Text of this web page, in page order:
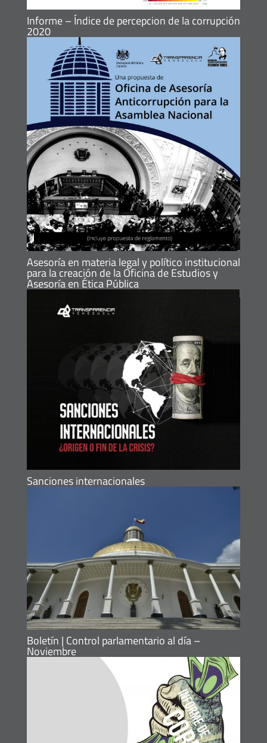
Informe – Índice de percepcion de la corrupción
2020
Asesoría en materia legal y político institucional
para la creación de la Oficina de Estudios y
Asesoría en Ética Pública
Sanciones internacionales
Boletín | Control parlamentario al día –
Noviembre